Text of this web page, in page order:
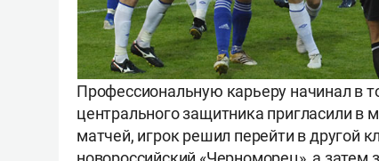
Профессиональную карьеру начинал в
центрального защитника пригласили в
матчей, игрок решил перейти в другой